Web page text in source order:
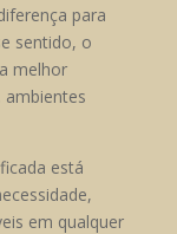
para
sentido, o
melhor
está
em qualquer